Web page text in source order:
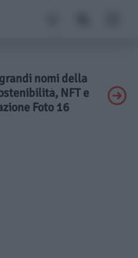
nomi della
NFT e
Foto 16